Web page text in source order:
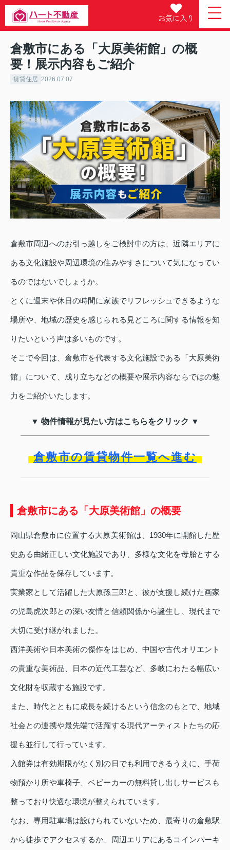
お気に入り
倉敷市にある「大原美術館」の概
要！展示内容もご紹介
賃貸住居 2026.07.07
倉敷市周辺へのお引っ越しをご検討中の方は、近隣エリアに
ある文化施設や周辺環境の住みやすさについて気になってい
るのではないでしょうか。
とくに週末や休日の時間に家族でリフレッシュできるような
場所や、地域の歴史を感じられる見どころに関する情報を知
りたいという声は多いものです。
そこで今回は、倉敷市を代表する文化施設である「大原美術
館」について、成り立ちなどの概要や展示内容ならではの魅
力をご紹介いたします。
▼ 物件情報が見たい方はこちらをクリック ▼
倉敷市の賃貸物件一覧へ進む
倉敷市にある「大原美術館」の概要
岡山県倉敷市に位置する大原美術館は、1930年に開館した歴
史ある由緒正しい文化施設であり、多様な文化を母胎とする
貴重な作品を保存しています。
実業家として活躍した大原孫三郎と、彼が支援し続けた画家
の児島虎次郎との深い友情と信頼関係から誕生し、現代まで
大切に受け継がれました。
西洋美術や日本美術の傑作をはじめ、中国や古代オリエント
の貴重な美術品、日本の近代工芸など、多岐にわたる幅広い
文化財を収蔵する施設です。
また、時代とともに成長を続けるという信念のもとで、地域
社会との連携や最先端で活躍する現代アーティストたちの応
援も並行して行っています。
入館券は有効期限がなく別の日でも利用できるうえに、手荷
物預かり所や車椅子、ベビーカーの無料貸し出しサービスも
整っており快適な環境が整えられています。
なお、専用駐車場は設けられていないため、最寄りの倉敷駅
から徒歩でアクセスするか、周辺エリアにあるコインパーキ